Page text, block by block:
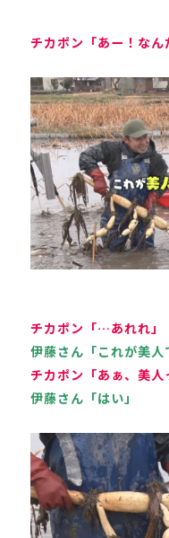
チカポン「あー！なん
チカポン「…あれれ」
伊藤さん「これが美人
チカポン「あぁ、美人
伊藤さん「はい」